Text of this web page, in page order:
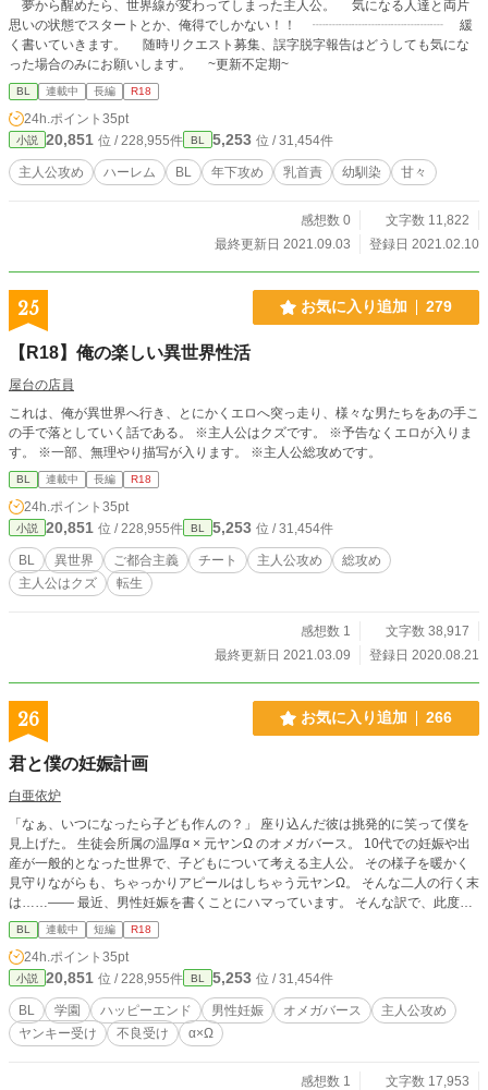
夢から醒めたら、世界線が変わってしまった主人公。 気になる人達と両片
思いの状態でスタートとか、俺得でしかない！！ ┈┈┈┈┈┈┈┈┈┈ 緩
く書いていきます。 随時リクエスト募集、誤字脱字報告はどうしても気にな
った場合のみにお願いします。 ~更新不定期~
BL 連載中 長編 R18
24h.ポイント 35pt
小説 20,851 位 / 228,955件 BL 5,253 位 / 31,454件
主人公攻め ハーレム BL 年下攻め 乳首責 幼馴染 甘々
感想数 0
文字数 11,822
最終更新日 2021.09.03
登録日 2021.02.10
25 お気に入り追加 279
【R18】俺の楽しい異世界性活
屋台の店員
これは、俺が異世界へ行き、とにかくエロへ突っ走り、様々な男たちをあの手こ
の手で落としていく話である。 ※主人公はクズです。 ※予告なくエロが入りま
す。 ※一部、無理やり描写が入ります。 ※主人公総攻めです。
BL 連載中 長編 R18
24h.ポイント 35pt
小説 20,851 位 / 228,955件 BL 5,253 位 / 31,454件
BL 異世界 ご都合主義 チート 主人公攻め
総攻め
主人公はクズ
転生
感想数 1
文字数 38,917
最終更新日 2021.03.09
登録日 2020.08.21
26 お気に入り追加 266
君と僕の妊娠計画
白亜依炉
「なぁ、いつになったら子ども作んの？」 座り込んだ彼は挑発的に笑って僕を
見上げた。 生徒会所属の温厚α × 元ヤンΩ のオメガバース。 10代での妊娠や出
産が一般的となった世界で、子どもについて考える主人公。 その様子を暖かく
見守りながらも、ちゃっかりアピールはしちゃう元ヤンΩ。 そんな二人の行く末
は……―― 最近、男性妊娠を書くことにハマっています。 そんな訳で、此度も
お付き合いいただけると幸いです。 オメガバースっていいよね。 また『♡喘
ぎ』なども入れたいなと視野には入れていますが、期待はしないでください。
書いたら注意書きに増やしておきます。 pixiv・アルファポリスで活動していま
す。 双方とも随時更新・投稿予定。 ――【注意書き】―― ※この作品は以下の
要素が含まれます※ 〇全体を通して〇 オメガバース・男性妊娠・未成年者の妊
娠や性行為 〇話によっては〇 ♡喘ぎ・濁点喘ぎ・中出し ※この作品は現実での
未成年者への性的搾取を容認するものではありません。
BL 連載中 短編 R18
24h.ポイント 35pt
小説 20,851 位 / 228,955件 BL 5,253 位 / 31,454件
BL 学園 ハッピーエンド 男性妊娠 オメガバース
主人公攻め
ヤンキー受け
不良受け α×Ω
感想数 1
文字数 17,953